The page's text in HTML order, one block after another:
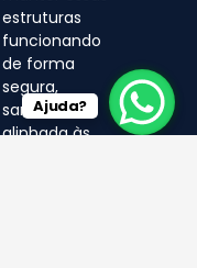
estruturas
funcionando
de forma
segura,
sanitária e
alinhada às
Ajuda?